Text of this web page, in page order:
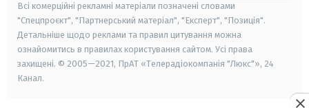
Всі комерційні рекламні матеріали позначені словами
"Спецпроєкт", "Партнерський матеріал", "Експерт", "Позиція".
Детальніше щодо реклами та правил цитування можна
ознайомитись в правилах користування сайтом. Усі права
захищені. © 2005—2021, ПрАТ «Телерадіокомпанія "Люкс"», 24
Канал.